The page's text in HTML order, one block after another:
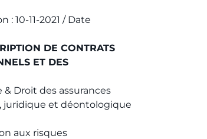
: 10-11-2021 / Date
DE CONTRATS
ET DES
& Droit des assurances
juridique et déontologique
aux risques